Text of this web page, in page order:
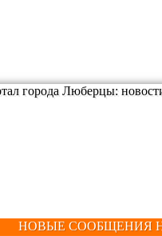
НОВЫЕ СООБЩЕНИЯ